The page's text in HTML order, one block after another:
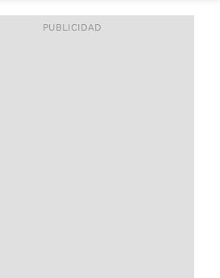
ACCESO FULL - $1.800/MES